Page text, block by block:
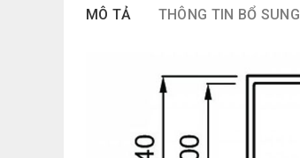
MÔ TẢ THÔNG TIN BỔ SUNG